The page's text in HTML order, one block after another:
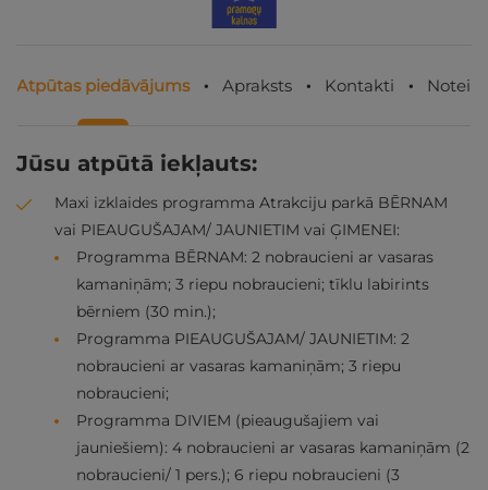
Atpūtas piedāvājums Apraksts Kontakti
Jūsu atpūtā iekļauts:
Maxi izklaides programma Atrakciju parkā BĒRNAM
vai PIEAUGUŠAJAM/ JAUNIETIM vai ĢIMENEI:
Programma BĒRNAM: 2 nobraucieni ar vasaras
kamaniņām; 3 riepu nobraucieni; tīklu labirints
bērniem (30 min.);
Programma PIEAUGUŠAJAM/ JAUNIETIM: 2
nobraucieni ar vasaras kamaniņām; 3 riepu
nobraucieni;
Programma DIVIEM (pieaugušajiem vai
jauniešiem): 4 nobraucieni ar vasaras kamaniņām (2
nobraucieni/ 1 pers.); 6 riepu nobraucieni (3